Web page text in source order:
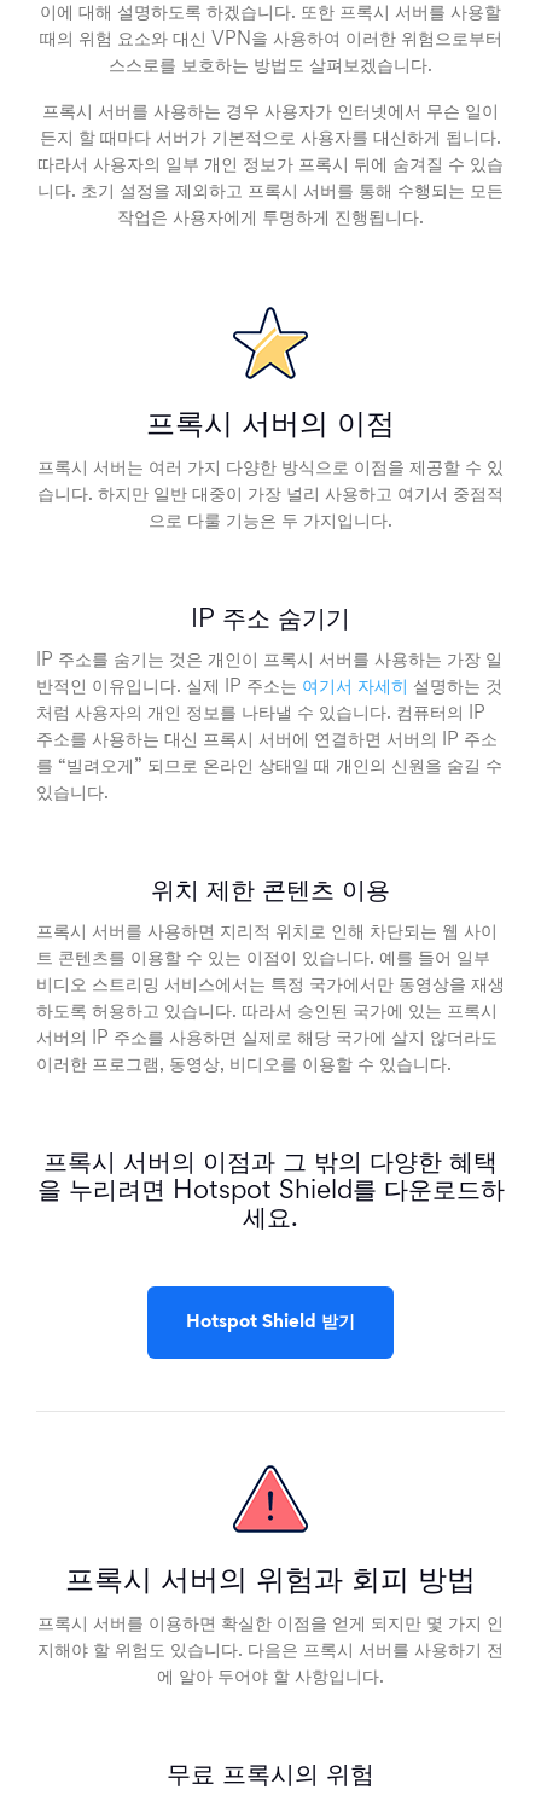
이에 대해 설명하도록 하겠습니다. 또한 프록시 서버를 사용할
때의 위험 요소와 대신 VPN을 사용하여 이러한 위험으로부터
스스로를 보호하는 방법도 살펴보겠습니다.
프록시 서버를 사용하는 경우 사용자가 인터넷에서 무슨 일이
든지 할 때마다 서버가 기본적으로 사용자를 대신하게 됩니다.
따라서 사용자의 일부 개인 정보가 프록시 뒤에 숨겨질 수 있습
니다. 초기 설정을 제외하고 프록시 서버를 통해 수행되는 모든
작업은 사용자에게 투명하게 진행됩니다.
프록시 서버의 이점
프록시 서버는 여러 가지 다양한 방식으로 이점을 제공할 수 있
습니다. 하지만 일반 대중이 가장 널리 사용하고 여기서 중점적
으로 다룰 기능은 두 가지입니다.
IP 주소 숨기기
IP 주소를 숨기는 것은 개인이 프록시 서버를 사용하는 가장 일
반적인 이유입니다. 실제 IP 주소는 여기서 자세히
설명하는 것
처럼 사용자의 개인 정보를 나타낼 수 있습니다. 컴퓨터의 IP
주소를 사용하는 대신 프록시 서버에 연결하면 서버의 IP 주소
를 “빌려오게” 되므로 온라인 상태일 때 개인의 신원을 숨길 수
있습니다.
위치 제한 콘텐츠 이용
프록시 서버를 사용하면 지리적 위치로 인해 차단되는 웹 사이
트 콘텐츠를 이용할 수 있는 이점이 있습니다. 예를 들어 일부
비디오 스트리밍 서비스에서는 특정 국가에서만 동영상을 재생
하도록 허용하고 있습니다. 따라서 승인된 국가에 있는 프록시
서버의 IP 주소를 사용하면 실제로 해당 국가에 살지 않더라도
이러한 프로그램, 동영상, 비디오를 이용할 수 있습니다.
프록시 서버의 이점과 그 밖의 다양한 혜택
을 누리려면 Hotspot Shield를 다운로드하
세요.
Hotspot Shield 받기
프록시 서버의 위험과 회피 방법
프록시 서버를 이용하면 확실한 이점을 얻게 되지만 몇 가지 인
지해야 할 위험도 있습니다. 다음은 프록시 서버를 사용하기 전
에 알아 두어야 할 사항입니다.
무료 프록시의 위험